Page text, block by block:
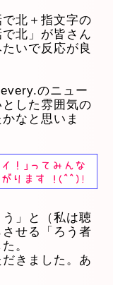
で北＋指文字の
北」が皆さん
いで反応が良
のニュー
した雰囲気の
なと思いま
」と（私は聴
せる「ろう者
。
きました。あ